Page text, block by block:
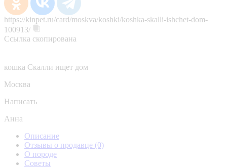
https://kinpet.ru/card/moskva/koshki/koshka-skalli-ishchet-dom-
100913/
Ссылка скопирована
кошка Скалли ищет дом
Москва
Написать
Анна
Описание
Отзывы о продавце (0)
О породе
Советы